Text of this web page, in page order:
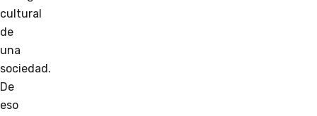
cultural
de
una
sociedad.
De
eso